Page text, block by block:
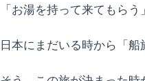
「お湯を持って来てもら
日本にまだいる時から「船